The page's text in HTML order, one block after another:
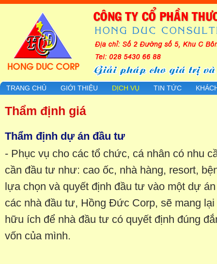
TRANG CHỦ GIỚI THIỆU DỊCH VỤ TIN TỨC
Thẩm định giá
Thẩm định dự án đầu tư
- Phục vụ cho các tổ chức, cá nhân có nhu
cần đầu tư như: cao ốc, nhà hàng, resort,
lựa chọn và quyết định đầu tư vào một dự
các nhà đầu tư, Hồng Đức Corp, sẽ mang
hữu ích để nhà đầu tư có quyết định đúng
vốn của mình.